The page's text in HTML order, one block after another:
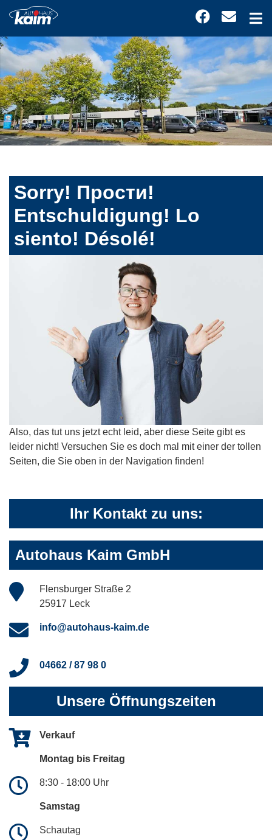
Sorry! Прости!
Entschuldigung! Lo
siento! Désolé!
Also, das tut uns jetzt echt leid, aber diese Seite gibt es
leider nicht! Versuchen Sie es doch mal mit einer der tollen
Seiten, die Sie oben in der Navigation finden!
Ihr Kontakt zu uns:
Autohaus Kaim GmbH
Flensburger Straße 2
25917 Leck
info@autohaus-kaim.de
04662 / 87 98 0
Unsere Öffnungszeiten
Verkauf
Montag bis Freitag
8:30 - 18:00 Uhr
Samstag
Schautag